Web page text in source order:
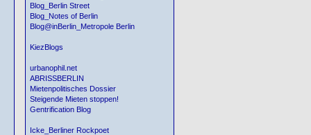
Blog_Berlin Street
Blog_Notes of Berlin
Blog@inBerlin_Metropole Berlin
KiezBlogs
urbanophil.net
ABRISSBERLIN
Mietenpolitisches Dossier
Steigende Mieten stoppen!
Gentrification Blog
Icke_Berliner Rockpoet